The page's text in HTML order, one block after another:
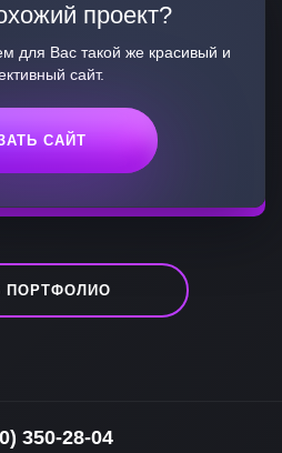
проект?
для Вас такой же красивый и
сайт.
САЙТ
ПОРТФОЛИО
350-28-04